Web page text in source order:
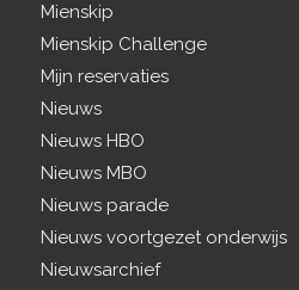
Mienskip
Mienskip Challenge
Mijn reservaties
Nieuws
Nieuws HBO
Nieuws MBO
Nieuws parade
Nieuws voortgezet onderwijs
Nieuwsarchief